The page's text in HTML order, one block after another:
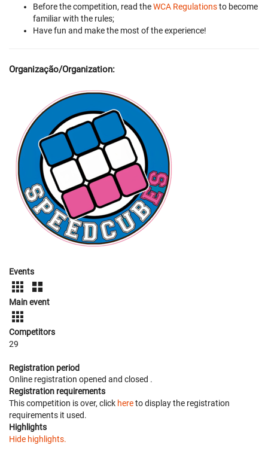
Before the competition, read theWCA Regulationsto become
familiar with the rules;
Have fun and make the most of the experience!
Organização/Organization:
Events
Main event
Competitors
29
Registration period
Online registration opened and closed .
Registration requirements
This competition is over, click hereto display the registration
requirements it used.
Highlights
Hide highlights.